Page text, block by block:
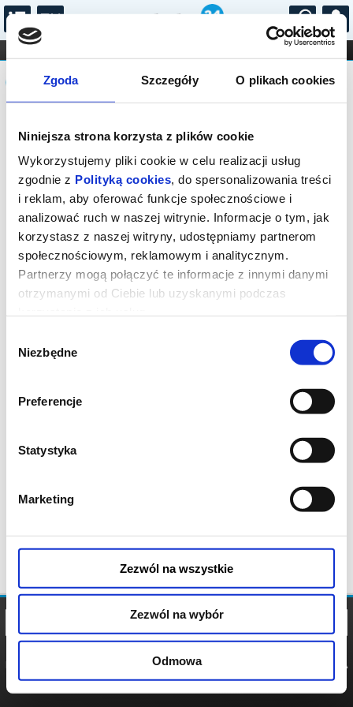
Zgoda Szczegóły O plikach cookies
Niniejsza strona korzysta z plików cookie
Wykorzystujemy pliki cookie w celu realizacji usług
zgodnie z Polityką cookies, do spersonalizowania treści
i reklam, aby oferować funkcje społecznościowe i
analizować ruch w naszej witrynie. Informacje o tym, jak
korzystasz z naszej witryny, udostępniamy partnerom
społecznościowym, reklamowym i analitycznym.
Partnerzy mogą połączyć te informacje z innymi danymi
otrzymanymi od Ciebie lub uzyskanymi podczas
zgody
Niezbędne
Preferencje
Statystyka
Marketing
Zezwól na wszystkie
Zezwól na wybór
Odmowa
...
FILHARMONIA OPERA I BALET
STAND-UP
DLA DZIECI
Komunikat
Sprzedaż biletów na niniejsze
wydarzenie została zakończona. Zapytaj
w Kasie instytucji o dostępność biletów
na wydarzenie.
POLITYKA
POLITYKA